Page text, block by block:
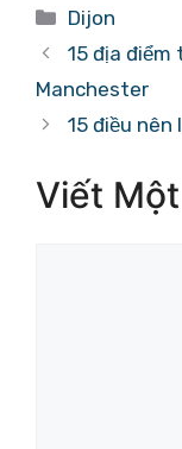
Danh
mục
Dijon
15 địa
Manchester
15 điều nên
Viết